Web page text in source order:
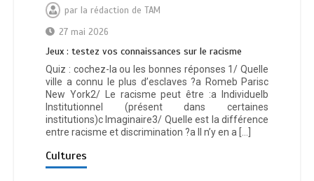
par la rédaction de TAM
27 mai 2026
Jeux : testez vos connaissances sur le racisme
Quiz : cochez-la ou les bonnes réponses 1/ Quelle
ville a connu le plus d’esclaves ?a Romeb Parisc
New York2/ Le racisme peut être :a Individuelb
Institutionnel (présent dans certaines
institutions)c Imaginaire3/ Quelle est la différence
entre racisme et discrimination ?a Il n’y en a […]
Cultures